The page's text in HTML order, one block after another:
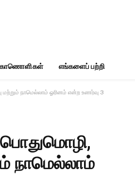
காணொளிகள் எங்களைப் பற்றி
மற்றும் நாமெல்லாம் ஓரினம் என்ற உணர்வு 3
பொதுமொழி,
நாமெல்லாம்